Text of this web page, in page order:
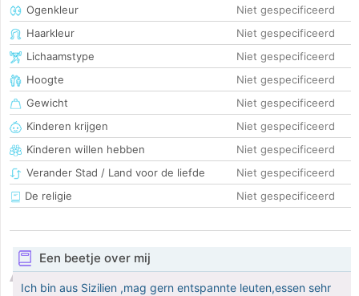
Ogenkleur
Niet gespecificeerd
Haarkleur
Niet gespecificeerd
Lichaamstype
Niet gespecificeerd
Hoogte
Niet gespecificeerd
Gewicht
Niet gespecificeerd
Kinderen krijgen
Niet gespecificeerd
Kinderen willen hebben
Niet gespecificeerd
Verander Stad / Land voor de liefde
Niet gespecificeerd
De religie
Niet gespecificeerd
Een beetje over mij
Ich bin aus Sizilien ,mag gern entspannte leuten,essen sehr